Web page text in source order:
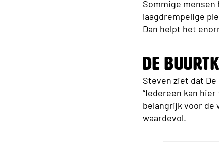
Sommige
laagdrempelige
Dan helpt het
De
Steven ziet dat
“Iedereen kan
belangrijk voor de
waardevol.